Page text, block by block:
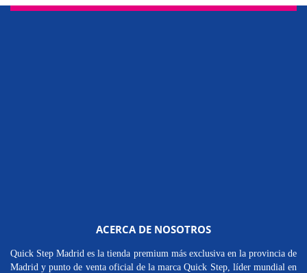
ACERCA DE NOSOTROS
Quick Step Madrid es la tienda premium más exclusiva en la provincia de
Madrid y punto de venta oficial de la marca Quick Step, líder mundial en